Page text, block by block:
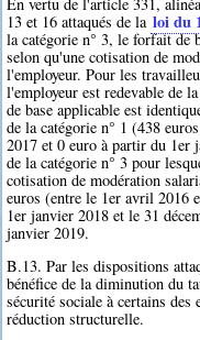
13 et 16 attaqués de la loi du
la catégorie n° 3, le forfait de
selon qu'une cotisation de
l'employeur. Pour les
l'employeur est redevable de
de base applicable est
de la catégorie n° 1 (438
2017 et 0 euro à partir du 1er
de la catégorie n° 3 pour
cotisation de modération
euros (entre le 1er avril 2016
1er janvier 2018 et le 31
janvier 2019.
B.13. Par les dispositions
bénéfice de la diminution du
sécurité sociale à certains
réduction structurelle.